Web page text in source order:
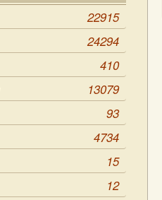
22915
24294
410
13079
93
4734
15
12